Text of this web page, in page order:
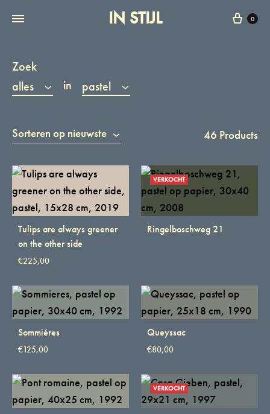
IN STIJL 0
Zoek
alles
in pastel
Sorteren op nieuwste 46 Products
Tulips are always greener
on the other side
€225,00
VERKOCHT
Ringelboschweg 21
Sommiéres
€125,00
Queyssac
€80,00
VERKOCHT